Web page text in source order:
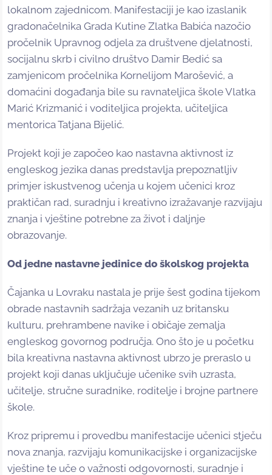
lokalnom zajednicom. Manifestaciji je kao izaslanik
gradonačelnika Grada Kutine Zlatka Babića nazočio
pročelnik Upravnog odjela za društvene djelatnosti,
socijalnu skrb i civilno društvo Damir Bedić sa
zamjenicom pročelnika Kornelijom Marošević, a
domaćini događanja bile su ravnateljica škole Vlatka
Marić Krizmanić i voditeljica projekta, učiteljica
mentorica Tatjana Bijelić.
Projekt koji je započeo kao nastavna aktivnost iz
engleskog jezika danas predstavlja prepoznatljiv
primjer iskustvenog učenja u kojem učenici kroz
praktičan rad, suradnju i kreativno izražavanje razvijaju
znanja i vještine potrebne za život i daljnje
obrazovanje.
Od jedne nastavne jedinice do školskog projekta
Čajanka u Lovraku nastala je prije šest godina tijekom
obrade nastavnih sadržaja vezanih uz britansku
kulturu, prehrambene navike i običaje zemalja
engleskog govornog područja. Ono što je u početku
bila kreativna nastavna aktivnost ubrzo je preraslo u
projekt koji danas uključuje učenike svih uzrasta,
učitelje, stručne suradnike, roditelje i brojne partnere
škole.
Kroz pripremu i provedbu manifestacije učenici stječu
nova znanja, razvijaju komunikacijske i organizacijske
vještine te uče o važnosti odgovornosti, suradnje i